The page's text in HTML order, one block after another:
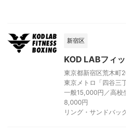
新宿区
KOD LABフィ
東京都新宿区荒木町
東京メトロ「四谷三
一般15,000円／高校
8,000円
リング・サンドバッ